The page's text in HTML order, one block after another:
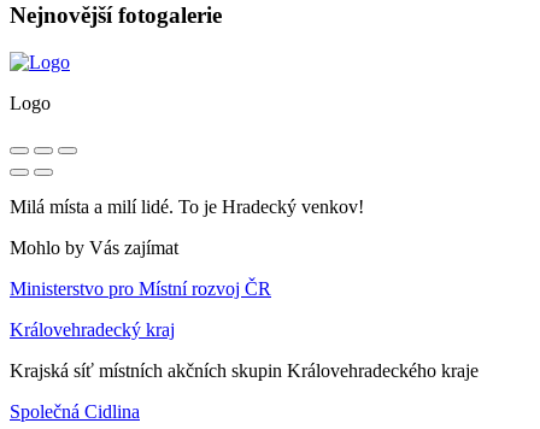
Nejnovější fotogalerie
Logo
Milá místa a milí lidé. To je Hradecký venkov!
Mohlo by Vás zajímat
Ministerstvo pro Místní rozvoj ČR
Královehradecký kraj
Krajská síť místních akčních skupin Královehradeckého kraje
Společná Cidlina